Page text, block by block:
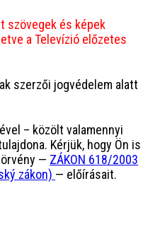
szövegek és képek
a Televízió előzetes
szerzői jogvédelem alatt
– közölt valamennyi
Kérjük, hogy Ön is
— ZÁKON 618/2003
zákon) — előírásait.